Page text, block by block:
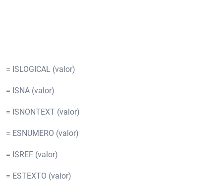
= ISLOGICAL (valor)
= ISNA (valor)
= ISNONTEXT (valor)
= ESNUMERO (valor)
= ISREF (valor)
= ESTEXTO (valor)